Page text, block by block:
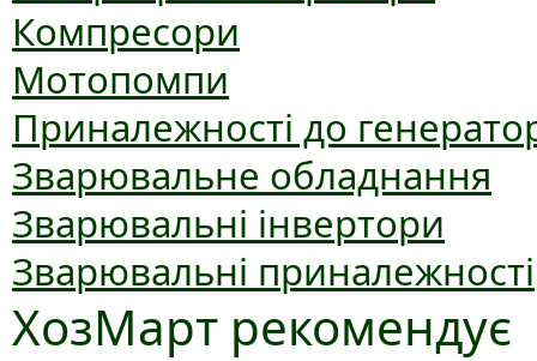
Компресори
Мотопомпи
Приналежності до
Зварювальне обладнання
Зварювальні інвертори
Зварювальні приналежності
ХозМарт рекомендує